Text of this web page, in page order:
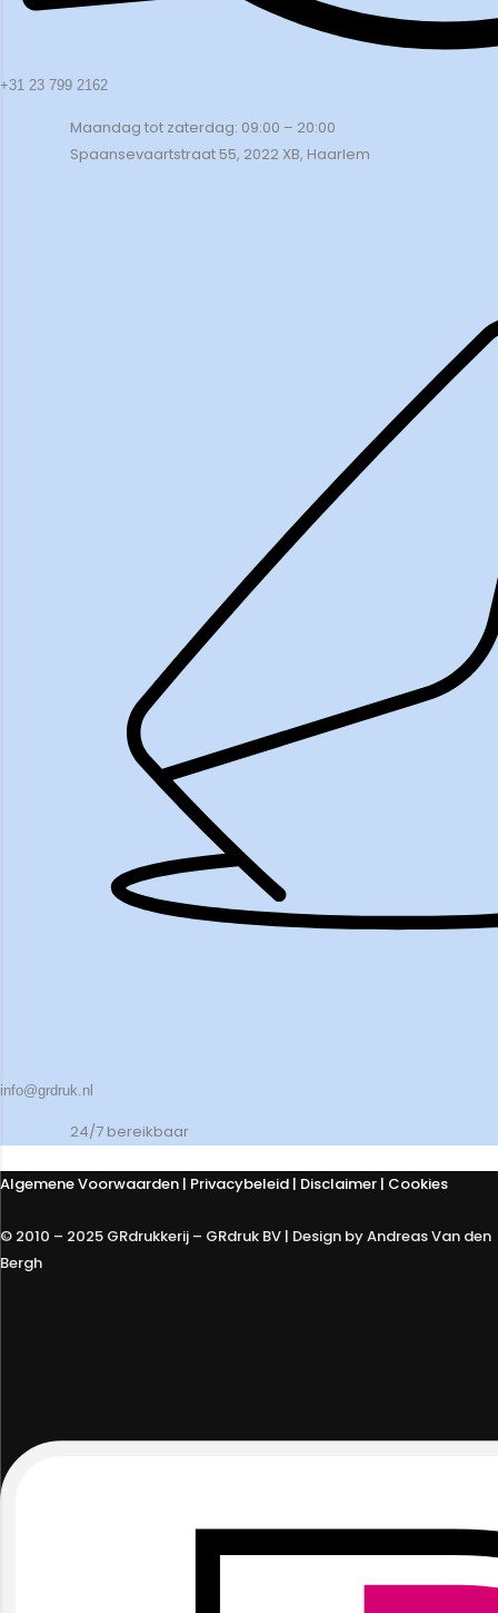
+31 23 799 2162
Maandag tot zaterdag: 09:00 – 20:00
Spaansevaartstraat 55, 2022 XB, Haarlem
info@grdruk.nl
24/7 bereikbaar
Algemene Voorwaarden | Privacybeleid | Disclaimer | Cookies
© 2010 – 2025 GRdrukkerij – GRdruk BV | Design by Andreas Van den
Bergh